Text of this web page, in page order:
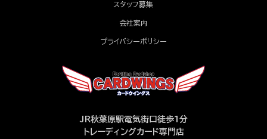
スタッフ募集
会社案内
プライバシーポリシー
JR秋葉原駅電気街口徒歩1分
トレーディングカード専門店